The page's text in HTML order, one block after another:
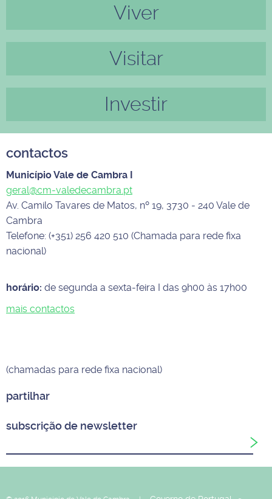
Viver
Visitar
Investir
contactos
Município Vale de Cambra I
geral@cm-valedecambra.pt
Av. Camilo Tavares de Matos, nº 19, 3730 - 240 Vale de
Cambra
Telefone: (+351) 256 420 510 (Chamada para rede fixa
nacional)
horário: de segunda a sexta-feira I das 9h00 às 17h00
mais contactos
(chamadas para rede fixa nacional)
partilhar
subscrição de newsletter